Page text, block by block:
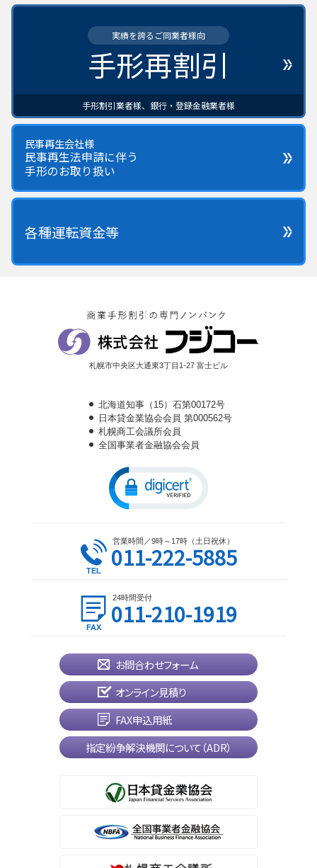
実績を誇るご同業者様向
手形再割引
手形割引業者様、銀行・登録金融業者様
民事再生会社様
民事再生法申請に伴う
手形のお取り扱い
各種運転資金等
札幌市中央区大通東3丁目1-27 富士ビル
北海道知事（15）石第00172号
日本貸金業協会会員 第000562号
札幌商工会議所会員
全国事業者金融協会会員
営業時間／9時～17時（土日祝休）
011-222-5885
24時間受付
011-210-1919
お問合わせフォーム
オンライン見積り
FAX申込用紙
指定紛争解決機関について（ADR）